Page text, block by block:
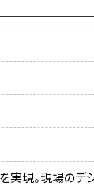
現。現場のデ